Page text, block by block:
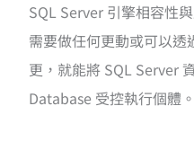
SQL Server 引擎相容性
需要做任何更動或可以
更，就能將 SQL Server
Database 受控執行個體。